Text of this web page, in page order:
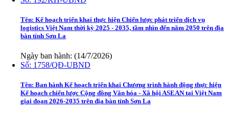
Tên: Kế hoạch triển khai thực hiện Chiến lược phát triển dịch vụ
logistics Việt Nam thời kỳ 2025 - 2035, tầm nhìn đến năm 2050 trên địa
bàn tỉnh Sơn La
Ngày ban hành: (14/7/2026)
Số: 1758/QĐ-UBND
Tên: Ban hành Kế hoạch triển khai Chương trình hành động thực hiện
Kế hoạch chiến lược Cộng đồng Văn hóa - Xã hội ASEAN tại Việt Nam
giai đoạn 2026-2035 trên địa bàn tỉnh Sơn La